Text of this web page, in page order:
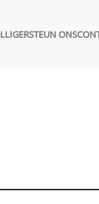
STEUN ONS